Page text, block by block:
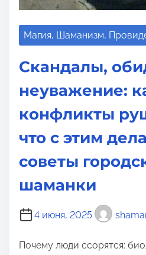
Магия, Шаманизм,
Скандалы,
неуважение:
конфликты
что с этим
советы
шаманки
4 июня, 2025
Почему люди ссорятся: